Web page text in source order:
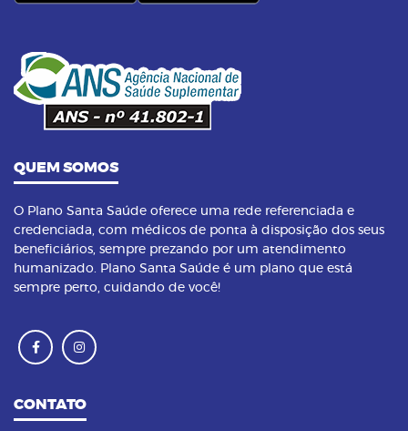
08
benefícios dessa prática
QUEM SOMOS
O Plano Santa Saúde oferece uma rede referenciada e
credenciada, com médicos de ponta à disposição dos seus
beneficiários, sempre prezando por um atendimento
humanizado. Plano Santa Saúde é um plano que está
sempre perto, cuidando de você!
CONTATO